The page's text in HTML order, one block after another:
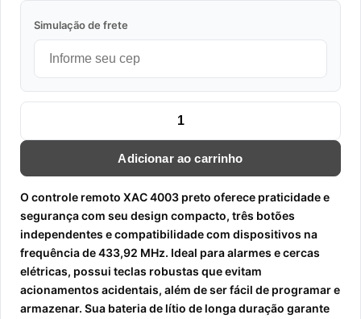
Simulação de frete
CONTROLE REMOTO XAC 4003 PRETO quantidade
Adicionar ao carrinho
O controle remoto XAC 4003 preto oferece praticidade e
segurança com seu design compacto, três botões
independentes e compatibilidade com dispositivos na
frequência de 433,92 MHz. Ideal para alarmes e cercas
elétricas, possui teclas robustas que evitam
acionamentos acidentais, além de ser fácil de programar e
armazenar. Sua bateria de lítio de longa duração garante